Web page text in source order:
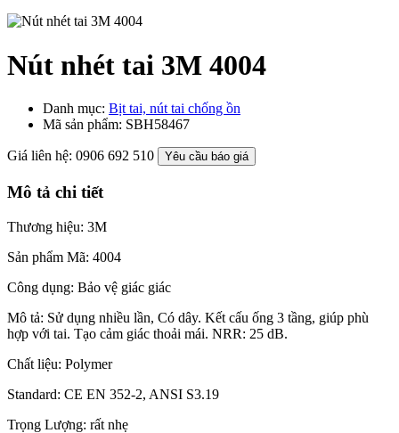
Nút nhét tai 3M 4004
Danh mục: Bịt tai, nút tai chống ồn
Mã sản phẩm: SBH58467
Giá liên hệ: 0906 692 510 Yêu cầu báo giá
Mô tả chi tiết
Thương hiệu: 3M
Sản phẩm Mã: 4004
Công dụng: Bảo vệ giác giác
Mô tả: Sử dụng nhiều lần, Có dây. Kết cấu ống 3 tầng, giúp phù
hợp với tai. Tạo cảm giác thoải mái. NRR: 25 dB.
Chất liệu: Polymer
Standard: CE EN 352-2, ANSI S3.19
Trọng Lượng: rất nhẹ